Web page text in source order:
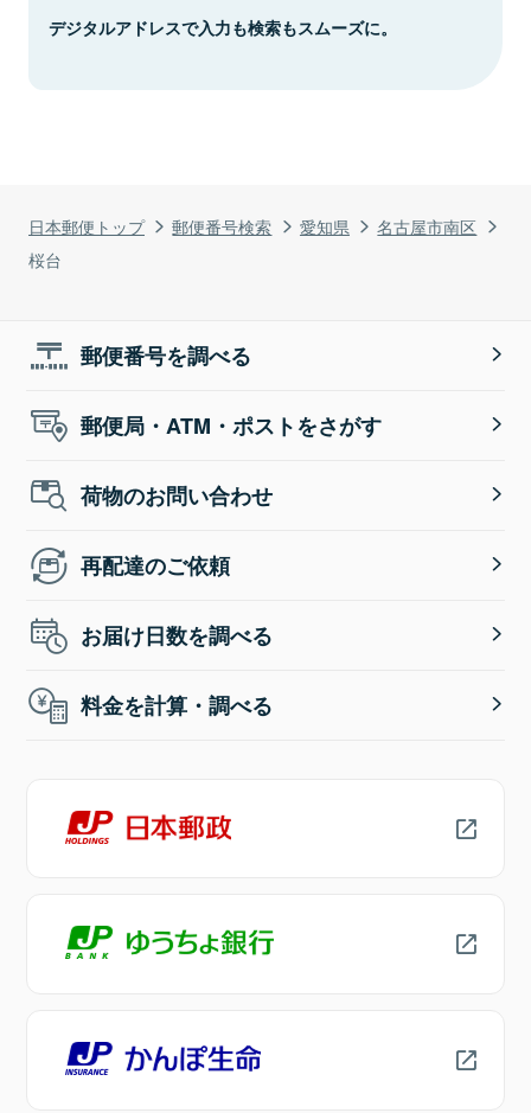
日本郵便トップ 郵便番号検索 愛知県
名古屋市南区
桜台
デジタルアドレスで入力も検索もスムーズに。
郵便番号を調べる
郵便局・ATM・ポストをさがす
荷物のお問い合わせ
再配達のご依頼
お届け日数を調べる
料金を計算・調べる